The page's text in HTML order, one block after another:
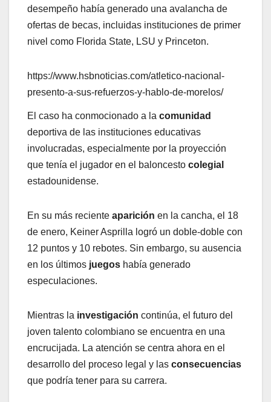
desempeño había generado una avalancha de
ofertas de becas, incluidas instituciones de primer
nivel como Florida State, LSU y Princeton.
https://www.hsbnoticias.com/atletico-nacional-
presento-a-sus-refuerzos-y-hablo-de-morelos/
El caso ha conmocionado a la comunidad
deportiva de las instituciones educativas
involucradas, especialmente por la proyección
que tenía el jugador en el baloncesto colegial
estadounidense.
En su más reciente aparición en la cancha, el 18
de enero, Keiner Asprilla logró un doble-doble con
12 puntos y 10 rebotes. Sin embargo, su ausencia
en los últimos juegos había generado
especulaciones.
Mientras la investigación continúa, el futuro del
joven talento colombiano se encuentra en una
encrucijada. La atención se centra ahora en el
desarrollo del proceso legal y las consecuencias
que podría tener para su carrera.